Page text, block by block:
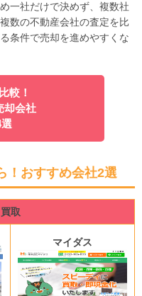
一社だけで決めず、複数社
数の不動産会社の査定を比
条件で売却を進めやすくな
較！
却会社
！おすすめ会社2選
買取
マイダス